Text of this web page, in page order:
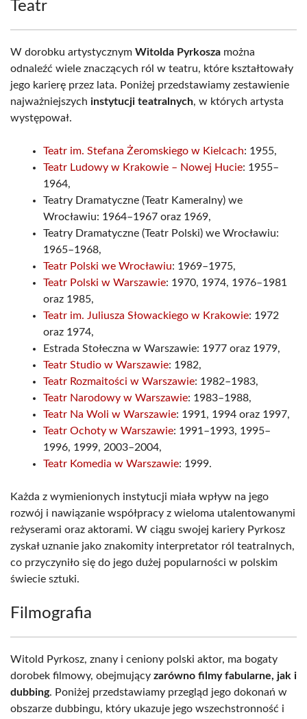
Teatr
W dorobku artystycznym Witolda Pyrkosza można
odnaleźć wiele znaczących ról w teatru, które kształtowały
jego karierę przez lata. Poniżej przedstawiamy zestawienie
najważniejszych instytucji teatralnych, w których artysta
występował.
Teatr im. Stefana Żeromskiego w Kielcach: 1955,
Teatr Ludowy w Krakowie – Nowej Hucie: 1955–
1964,
Teatry Dramatyczne (Teatr Kameralny) we
Wrocławiu: 1964–1967 oraz 1969,
Teatry Dramatyczne (Teatr Polski) we Wrocławiu:
1965–1968,
Teatr Polski we Wrocławiu: 1969–1975,
Teatr Polski w Warszawie: 1970, 1974, 1976–1981
oraz 1985,
Teatr im. Juliusza Słowackiego w Krakowie: 1972
oraz 1974,
Estrada Stołeczna w Warszawie: 1977 oraz 1979,
Teatr Studio w Warszawie: 1982,
Teatr Rozmaitości w Warszawie: 1982–1983,
Teatr Narodowy w Warszawie: 1983–1988,
Teatr Na Woli w Warszawie: 1991, 1994 oraz 1997,
Teatr Ochoty w Warszawie: 1991–1993, 1995–
1996, 1999, 2003–2004,
Teatr Komedia w Warszawie: 1999.
Każda z wymienionych instytucji miała wpływ na jego
rozwój i nawiązanie współpracy z wieloma utalentowanymi
reżyserami oraz aktorami. W ciągu swojej kariery Pyrkosz
zyskał uznanie jako znakomity interpretator ról teatralnych,
co przyczyniło się do jego dużej popularności w polskim
świecie sztuki.
Filmografia
Witold Pyrkosz, znany i ceniony polski aktor, ma bogaty
dorobek filmowy, obejmujący zarówno filmy fabularne, jak i
dubbing. Poniżej przedstawiamy przegląd jego dokonań w
obszarze dubbingu, który ukazuje jego wszechstronność i